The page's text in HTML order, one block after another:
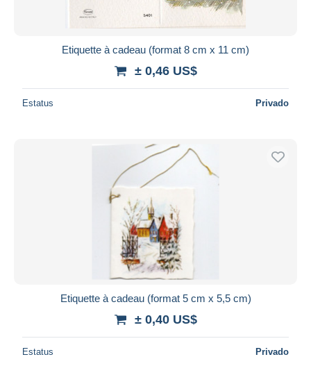
Etiquette à cadeau (format 8 cm x 11 cm)
± 0,46 US$
Estatus Privado
Etiquette à cadeau (format 5 cm x 5,5 cm)
± 0,40 US$
Estatus Privado